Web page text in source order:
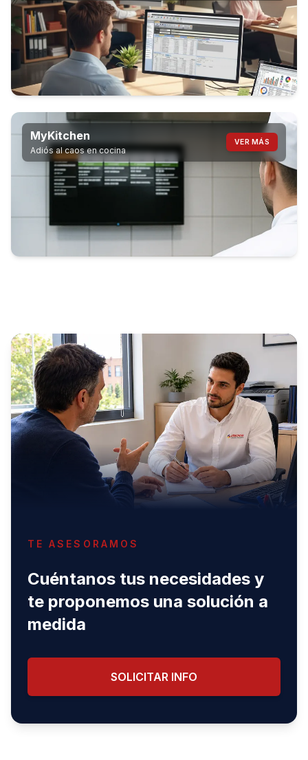
MyKitchen
Adiós al caos en cocina
VER MÁS
TE ASESORAMOS
Cuéntanos tus necesidades y
te proponemos una solución a
medida
SOLICITAR INFO